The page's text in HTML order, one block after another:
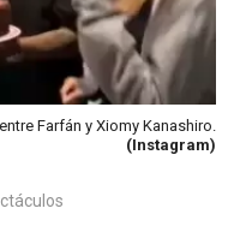
Farfán y Xiomy Kanashiro.
(Instagram)